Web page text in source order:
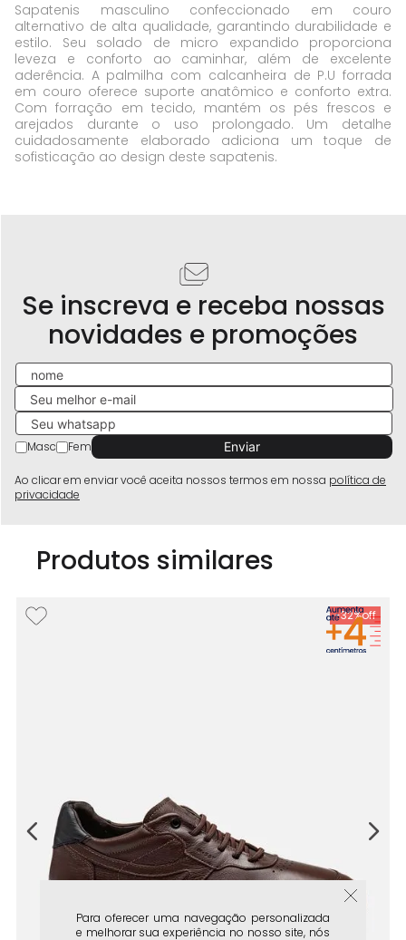
Para oferecer uma navegação personalizada
e melhorar sua experiência no nosso site, nós
Sapatenis masculino confeccionado em couro
alternativo de alta qualidade, garantindo durabilidade e
estilo. Seu solado de micro expandido proporciona
leveza e conforto ao caminhar, além de excelente
aderência. A palmilha com calcanheira de P.U forrada
em couro oferece suporte anatômico e conforto extra.
Com forração em tecido, mantém os pés frescos e
arejados durante o uso prolongado. Um detalhe
cuidadosamente elaborado adiciona um toque de
sofisticação ao design deste sapatenis.
Se inscreva e receba nossas
novidades e promoções
Masc Fem
Ao clicar em enviar você aceita nossos termos em nossa política de
privacidade
Produtos similares
-32%